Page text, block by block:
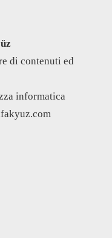
di contenuti ed
informatica